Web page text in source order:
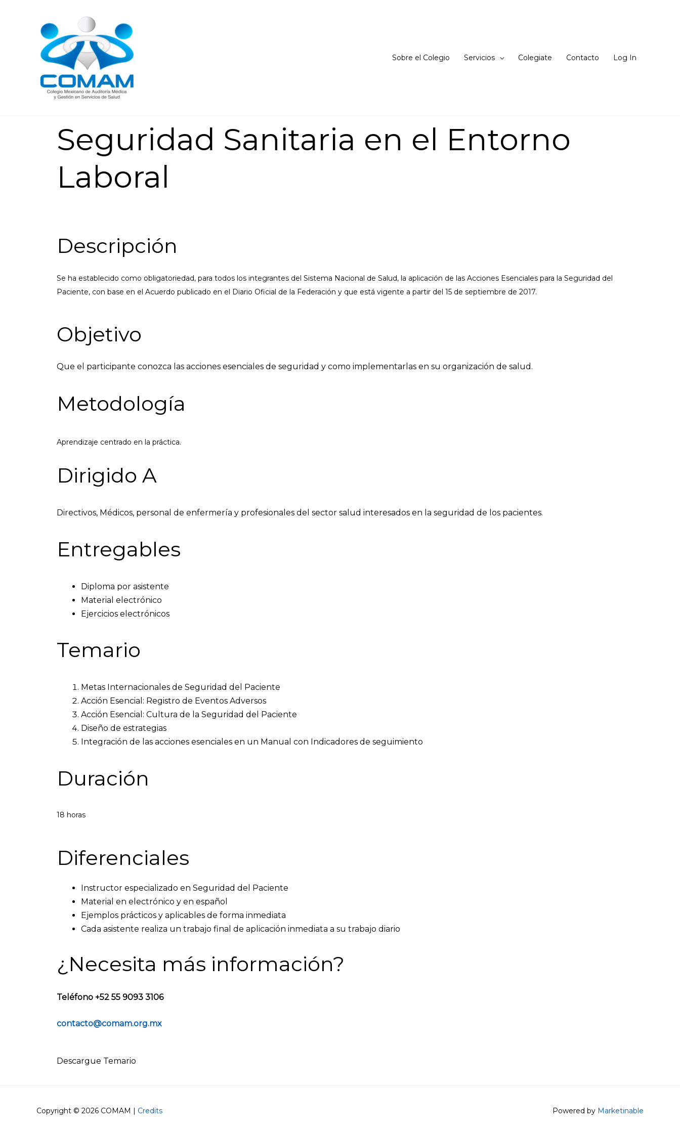
Sobre el Colegio Servicios Colegiate Contacto Log In
Seguridad Sanitaria en el Entorno
Laboral
Descripción
Se ha establecido como obligatoriedad, para todos los integrantes del Sistema Nacional de Salud, la aplicación de las Acciones Esenciales para la Seguridad del
Paciente, con base en el Acuerdo publicado en el Diario Oficial de la Federación y que está vigente a partir del 15 de septiembre de 2017.
Objetivo
Que el participante conozca las acciones esenciales de seguridad y como implementarlas en su organización de salud.
Metodología
Aprendizaje centrado en la práctica.
Dirigido A
Directivos, Médicos, personal de enfermería y profesionales del sector salud interesados en la seguridad de los pacientes.
Entregables
Diploma por asistente
Material electrónico
Ejercicios electrónicos
Temario
Metas Internacionales de Seguridad del Paciente
Acción Esencial: Registro de Eventos Adversos
Acción Esencial: Cultura de la Seguridad del Paciente
Diseño de estrategias
Integración de las acciones esenciales en un Manual con Indicadores de seguimiento
Duración
18 horas
Diferenciales
Instructor especializado en Seguridad del Paciente
Material en electrónico y en español
Ejemplos prácticos y aplicables de forma inmediata
Cada asistente realiza un trabajo final de aplicación inmediata a su trabajo diario
¿Necesita más información?
Teléfono +52 55 9093 3106
contacto@comam.org.mx
Descargue Temario
Copyright © 2026 COMAM | Credits Powered by Marketinable